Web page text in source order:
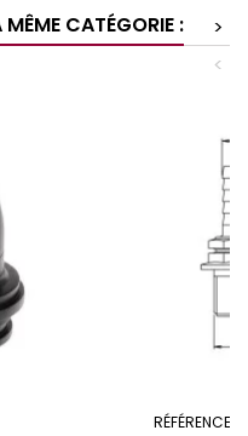
CATÉGORIE :
>
<
RÉFÉRENCE: